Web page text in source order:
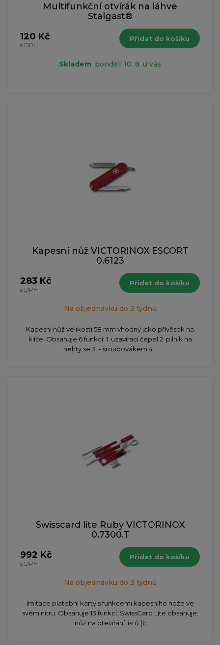
Multifunkční otvírák na láhve
Stalgast®
120 Kč
s DPH
Přidat do košíku
Skladem, pondělí 10. 8. u vás
Kapesní nůž VICTORINOX ESCORT
0.6123
283 Kč
s DPH
Přidat do košíku
Na objednávku do 3 týdnů
Kapesní nůž velikosti 58 mm vhodný jako přívěsek na
klíče. Obsahuje 6 funkcí: 1. uzavírací čepel 2. pilník na
nehty se 3. - šroubovákem 4...
Swisscard lite Ruby VICTORINOX
0.7300.T
992 Kč
s DPH
Přidat do košíku
Na objednávku do 3 týdnů
Imitace platební karty s funkcemi kapesního nože ve
svém nitru. Obsahuje 13 funkcí. SwissCard Lite obsahuje:
1. nůž na otevírání listů (č...